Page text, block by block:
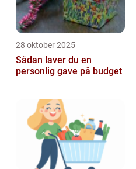
28 oktober 2025
Sådan laver du en
personlig gave på budget